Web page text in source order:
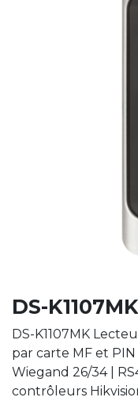
DS-K1107MK
DS-K1107MK
par carte MF et
Wiegand 26/34 |
contrôleurs